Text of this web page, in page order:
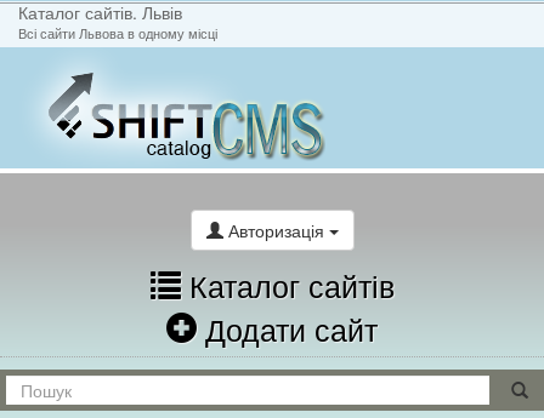
Каталог сайтів. Львів
Всі сайти Львова в одному місці
Авторизація
Каталог сайтів
Додати сайт